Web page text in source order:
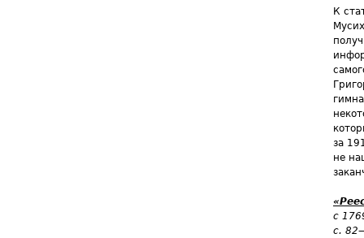
К
за
не
с
с.